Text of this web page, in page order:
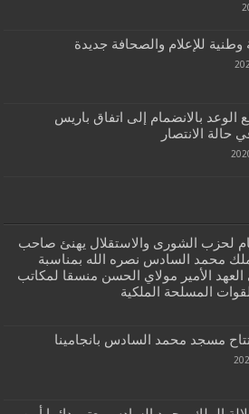
وطنية للإعلام والصحافة جديدة
الوعد بالانضمام إلى اتفاق باريس
حالة الانتصار
لحزب الشورى والاستقلال يهنئ صاحب
محمد السادس نصره الله بمناسبة
العهد الأمير مولاي الحسن منسقا لمكاتب
المسلحة الملكية
مسجد محمد السادس بانجامينا